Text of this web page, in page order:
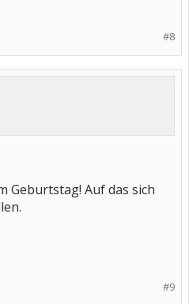
#8
Geburtstag! Auf das sich
#9